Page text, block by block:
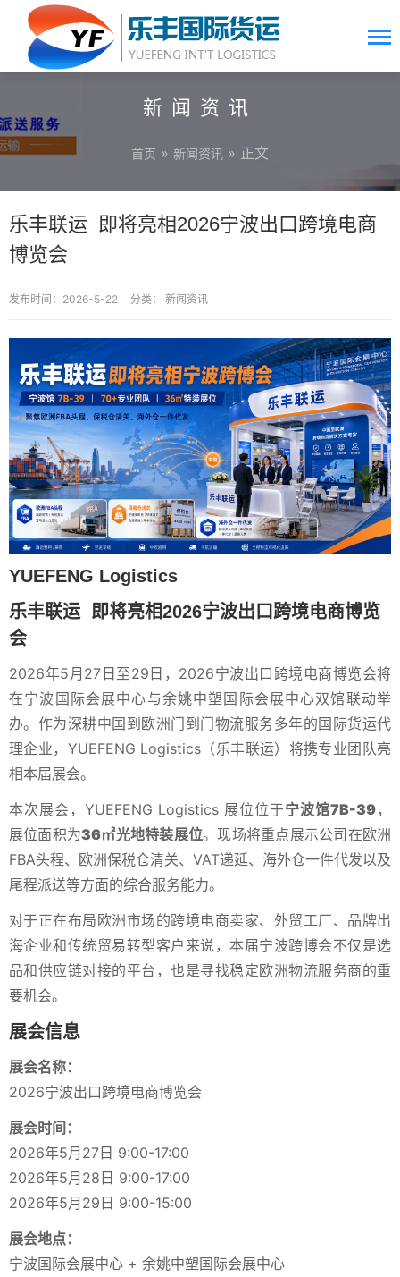
新闻资讯
首页 » 新闻资讯 » 正文
乐丰联运 即将亮相2026宁波出口跨境电商
博览会
发布时间：2026-5-22 分类： 新闻资讯
YUEFENG Logistics
乐丰联运 即将亮相2026宁波出口跨境电商博览
会
2026年5月27日至29日，2026宁波出口跨境电商博览会将
在宁波国际会展中心与余姚中塑国际会展中心双馆联动举
办。作为深耕中国到欧洲门到门物流服务多年的国际货运代
理企业，YUEFENG Logistics（乐丰联运）将携专业团队亮
相本届展会。
本次展会，YUEFENG Logistics 展位位于宁波馆7B-39 ，
展位面积为36㎡光地特装展位。现场将重点展示公司在欧洲
FBA头程、欧洲保税仓清关、VAT递延、海外仓一件代发以及
尾程派送等方面的综合服务能力。
对于正在布局欧洲市场的跨境电商卖家、外贸工厂、品牌出
海企业和传统贸易转型客户来说，本届宁波跨博会不仅是选
品和供应链对接的平台，也是寻找稳定欧洲物流服务商的重
要机会。
展会信息
展会名称：
2026宁波出口跨境电商博览会
展会时间：
2026年5月27日 9:00-17:00
2026年5月28日 9:00-17:00
2026年5月29日 9:00-15:00
展会地点：
宁波国际会展中心 + 余姚中塑国际会展中心